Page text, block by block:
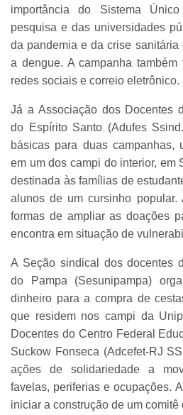
importância do Sistema
pesquisa e das universidades
da pandemia e da crise
a dengue. A campanha
redes sociais e correio eletrônico.
Já a Associação dos Docentes
do Espírito Santo (Adufes
básicas para duas campanhas,
em um dos campi do interior, em
destinada às famílias de
alunos de um cursinho popular.
formas de ampliar as doações
encontra em situação de
A Seção sindical dos docentes
do Pampa (Sesunipampa)
dinheiro para a compra de
que residem nos campi da
Docentes do Centro Federal
Suckow Fonseca (Adcefet-RJ
ações de solidariedade a
favelas, periferias e ocupações.
iniciar a construção de um